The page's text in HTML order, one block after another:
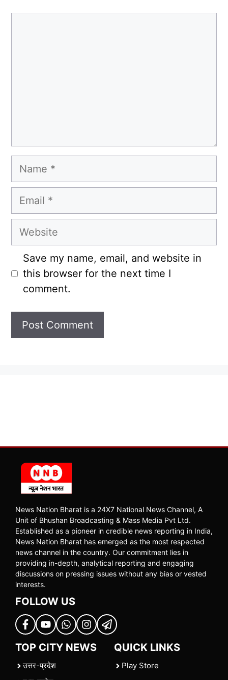
Name
Email
Website
Save my name, email, and website in
this browser for the next time I
comment.
News Nation Bharat is a 24X7 National News Channel, A
Unit of Bhushan Broadcasting & Mass Media Pvt Ltd.
Established as a pioneer in credible news reporting in India,
News Nation Bharat has emerged as the most respected
news channel in the country. Our commitment lies in
providing in-depth, analytical reporting and engaging
discussions on pressing issues without any bias or vested
interests.
FOLLOW US
TOP CITY NEWS
उत्तर-प्रदेश
QUICK LINKS
Play Store